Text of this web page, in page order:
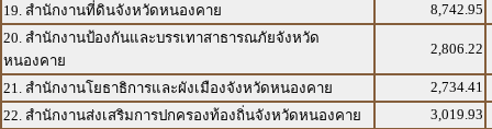
19. สำนักงานที่ดินจังหวัดหนองคาย
8,742.95
20. สำนักงานป้องกันและบรรเทาสาธารณภัยจังหวัด
หนองคาย
2,806.22
21. สำนักงานโยธาธิการและผังเมืองจังหวัดหนองคาย
2,734.41
22. สำนักงานส่งเสริมการปกครองท้องถิ่นจังหวัดหนองคาย
3,019.93